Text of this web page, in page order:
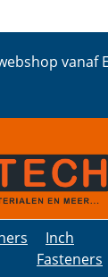
vanaf
Inch
Fasteners